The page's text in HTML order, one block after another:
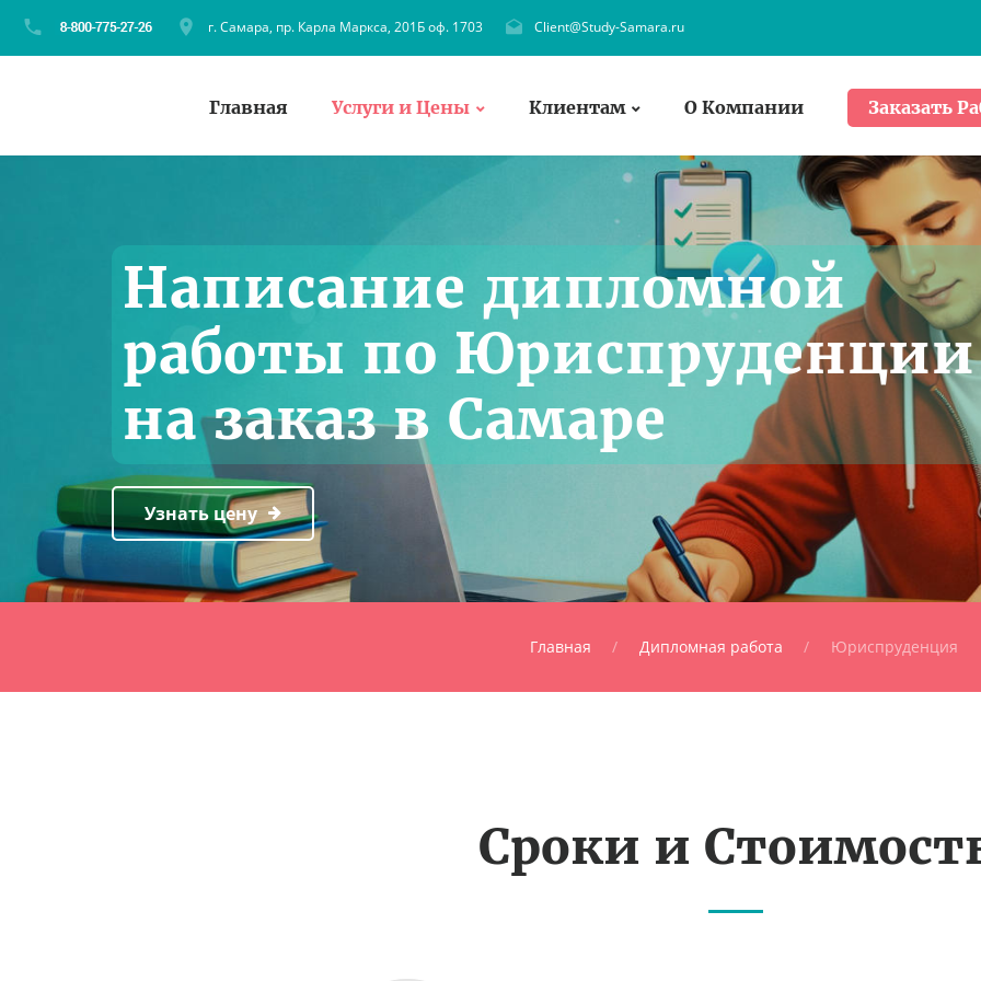
г. Самара, пр. Карла Маркса, 201Б оф. 1703 Client@Study-Samara.ru
Главная Услуги и Цены Клиентам О Компании Заказать
Написание дипломной
работы по Юриспруденции
на заказ в Самаре
Узнать цену
Главная Дипломная работа Юриспруденция
Сроки и